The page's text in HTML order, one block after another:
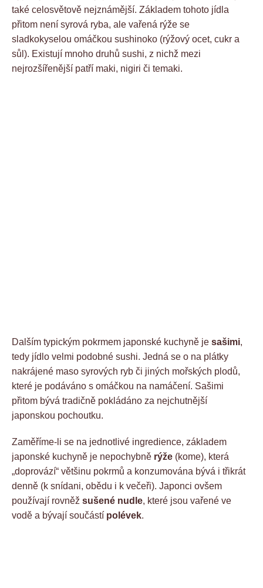
také celosvětově nejznámější. Základem tohoto jídla
přitom není syrová ryba, ale vařená rýže se
sladkokyselou omáčkou sushinoko (rýžový ocet, cukr a
sůl). Existují mnoho druhů sushi, z nichž mezi
nejrozšířenější patří maki, nigiri či temaki.
Dalším typickým pokrmem japonské kuchyně je sašimi,
tedy jídlo velmi podobné sushi. Jedná se o na plátky
nakrájené maso syrových ryb či jiných mořských plodů,
které je podáváno s omáčkou na namáčení. Sašimi
přitom bývá tradičně pokládáno za nejchutnější
japonskou pochoutku.
Zaměříme-li se na jednotlivé ingredience, základem
japonské kuchyně je nepochybně rýže (kome), která
„doprovází“ většinu pokrmů a konzumována bývá i třikrát
denně (k snídani, obědu i k večeři). Japonci ovšem
používají rovněž sušené nudle, které jsou vařené ve
vodě a bývají součástí polévek.